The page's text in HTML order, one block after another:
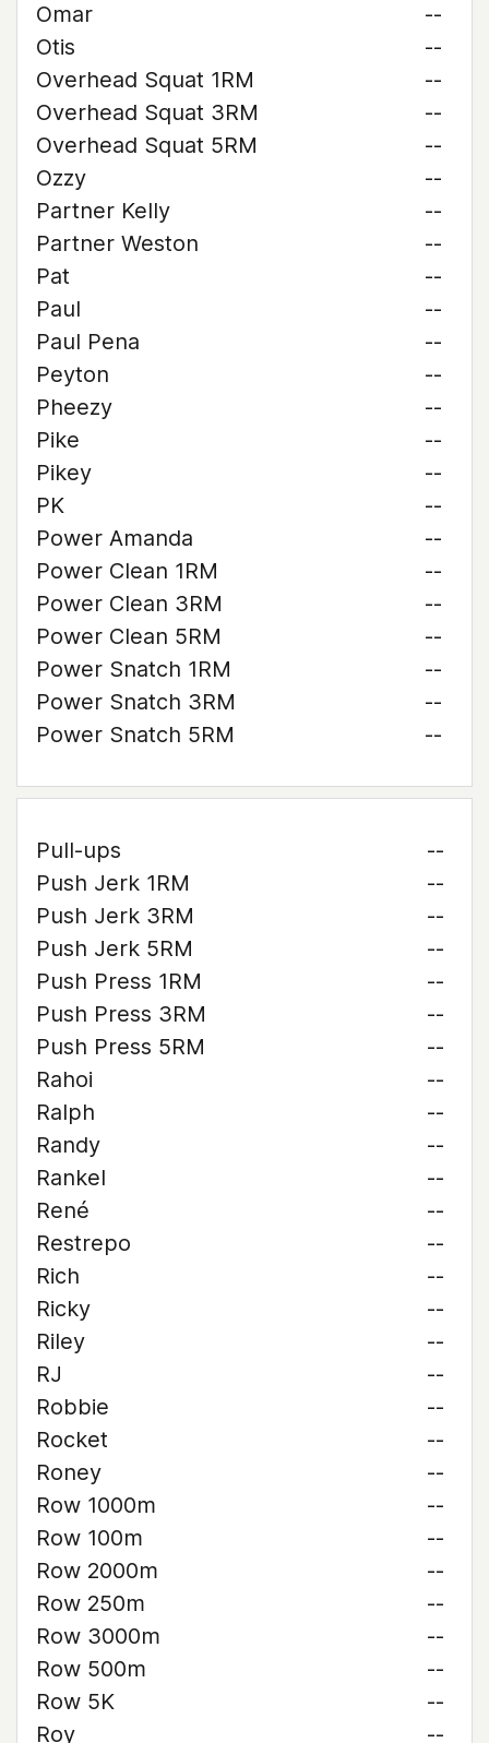
Omar
--
Otis
--
Overhead Squat 1RM
--
Overhead Squat 3RM
--
Overhead Squat 5RM
--
Ozzy
--
Partner Kelly
--
Partner Weston
--
Pat
--
Paul
--
Paul Pena
--
Peyton
--
Pheezy
--
Pike
--
Pikey
--
PK
--
Power Amanda
--
Power Clean 1RM
--
Power Clean 3RM
--
Power Clean 5RM
--
Power Snatch 1RM
--
Power Snatch 3RM
--
Power Snatch 5RM
--
Pull-ups
--
Push Jerk 1RM
--
Push Jerk 3RM
--
Push Jerk 5RM
--
Push Press 1RM
--
Push Press 3RM
--
Push Press 5RM
--
Rahoi
--
Ralph
--
Randy
--
Rankel
--
René
--
Restrepo
--
Rich
--
Ricky
--
Riley
--
RJ
--
Robbie
--
Rocket
--
Roney
--
Row 1000m
--
Row 100m
--
Row 2000m
--
Row 250m
--
Row 3000m
--
Row 500m
--
Row 5K
--
Roy
--